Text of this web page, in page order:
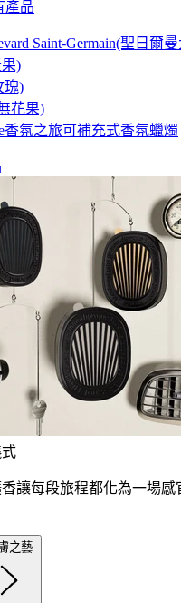
產品
Saint-Germain(聖日爾
果)
瑰)
花果)
香氛之旅可補充式香氛蠟燭
讓每段旅程都化為一場感
之藝